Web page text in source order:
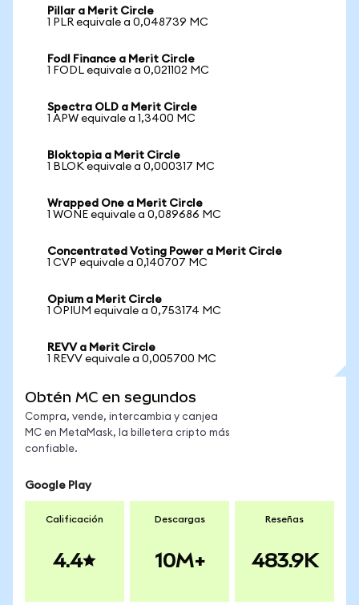
Pillar a Merit Circle
1 PLR equivale a 0,048739 MC
Fodl Finance a Merit Circle
1 FODL equivale a 0,021102 MC
Spectra OLD a Merit Circle
1 APW equivale a 1,3400 MC
Bloktopia a Merit Circle
1 BLOK equivale a 0,000317 MC
Wrapped One a Merit Circle
1 WONE equivale a 0,089686 MC
Concentrated Voting Power a Merit Circle
1 CVP equivale a 0,140707 MC
Opium a Merit Circle
1 OPIUM equivale a 0,753174 MC
REVV a Merit Circle
1 REVV equivale a 0,005700 MC
Obtén MC en segundos
Compra, vende, intercambia y canjea
MC en MetaMask, la billetera cripto más
confiable.
Google Play
Calificación
4.4
Descargas
10M+
Reseñas
483.9K